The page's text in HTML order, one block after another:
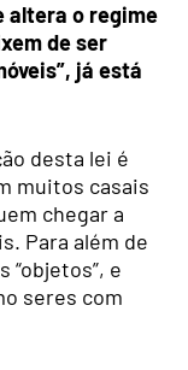
altera o regime
de ser
já está
desta lei é
muitos casais
chegar a
Para além de
e
seres com